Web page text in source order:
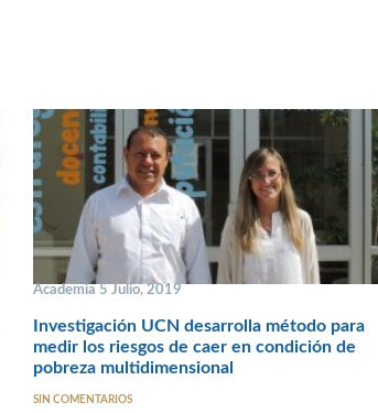
Academia 5 Julio, 2019
Investigación UCN desarrolla método para
medir los riesgos de caer en condición de
pobreza multidimensional
SIN COMENTARIOS